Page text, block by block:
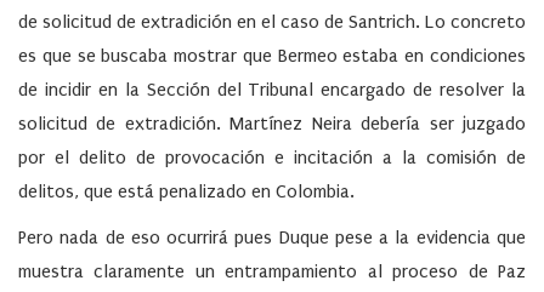
de solicitud de extradición en el caso de Santrich. Lo concreto
es que se buscaba mostrar que Bermeo estaba en condiciones
de incidir en la Sección del Tribunal encargado de resolver la
solicitud de extradición. Martínez Neira debería ser juzgado
por el delito de provocación e incitación a la comisión de
delitos, que está penalizado en Colombia.
Pero nada de eso ocurrirá pues Duque pese a la evidencia que
muestra claramente un entrampamiento al proceso de Paz